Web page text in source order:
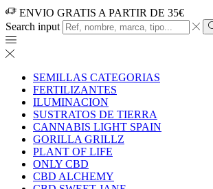
ENVIO GRATIS A PARTIR DE 35€
Search input
SEMILLAS CATEGORIAS
FERTILIZANTES
ILUMINACION
SUSTRATOS DE TIERRA
CANNABIS LIGHT SPAIN
GORILLA GRILLZ
PLANT OF LIFE
ONLY CBD
CBD ALCHEMY